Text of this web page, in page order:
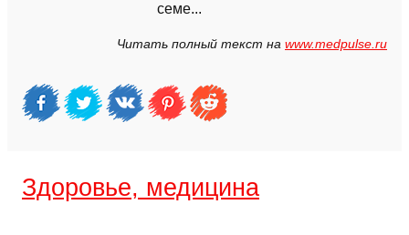
семе...
Читать полный текст на www.medpulse.ru
Здоровье, медицина